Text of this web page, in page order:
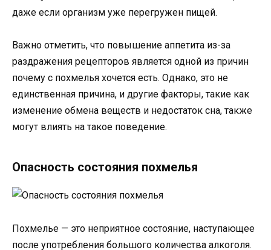
даже если организм уже перегружен пищей.
Важно отметить, что повышение аппетита из-за
раздражения рецепторов является одной из причин
почему с похмелья хочется есть. Однако, это не
единственная причина, и другие факторы, такие как
изменение обмена веществ и недостаток сна, также
могут влиять на такое поведение.
Опасность состояния похмелья
Похмелье — это неприятное состояние, наступающее
после употребления большого количества алкоголя.